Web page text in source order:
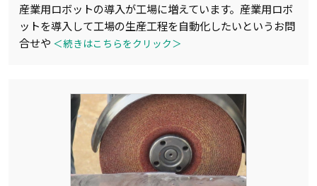
産業用ロボットの導入が工場に増えています。産業用ロボ
ットを導入して工場の生産工程を自動化したいというお問
合せや ＜続きはこちらをクリック＞